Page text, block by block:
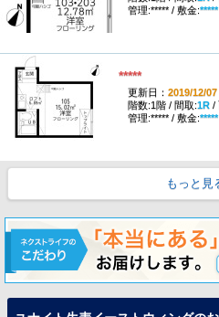
管理:***** / 敷金:*****
*****
更新日： 2019/12/07
階数:1階 / 間取:1R/
管理:***** / 敷金:*****
もっと見